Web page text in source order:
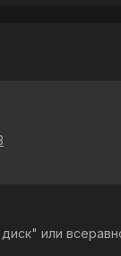
или